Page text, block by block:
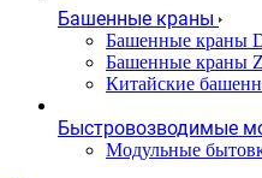
Башенные краны
Башенные краны
Башенные краны
Китайские
Быстровозводимые
Модульные